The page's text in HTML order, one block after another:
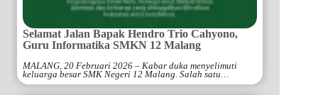
Selamat Jalan Bapak Hendro Trio Cahyono,
Guru Informatika SMKN 12 Malang
MALANG, 20 Februari 2026 – Kabar duka menyelimuti
keluarga besar SMK Negeri 12 Malang. Salah satu…